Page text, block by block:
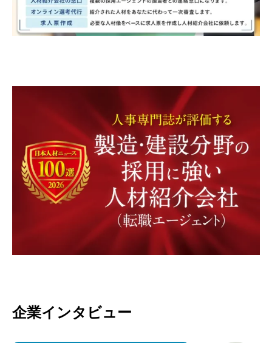
企業インタビュー